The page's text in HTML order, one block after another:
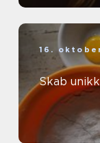
16.
Skab